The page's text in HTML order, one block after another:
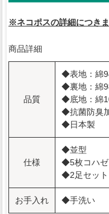
※ネコポスの詳細につき
商品詳細
品質
◆表地：綿
◆裏地：綿
◆底地：綿
◆抗菌防臭
◆日本製
仕様
◆並型
◆5枚コハゼ
◆2足セット
お手入れ ◆手洗い